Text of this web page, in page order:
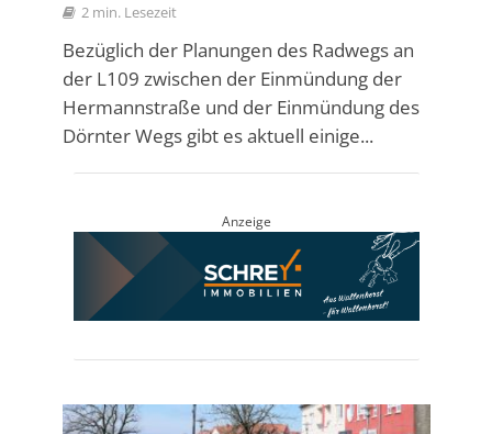
2 min. Lesezeit
Bezüglich der Planungen des Radwegs an
der L109 zwischen der Einmündung der
Hermannstraße und der Einmündung des
Dörnter Wegs gibt es aktuell einige...
Anzeige